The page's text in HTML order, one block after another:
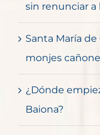
sin renunciar a
Santa María
monjes
¿Dónde
Baiona?